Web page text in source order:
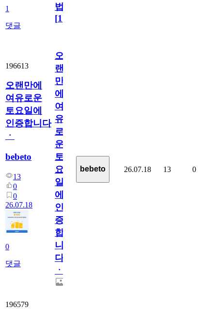
1
댓글
법
[1]
196613
오랜만에
여유로운
토요일에
인증합니다
ㆍ
bebeto
13
0
0
26.07.18
0
댓글
오
랜
만
에
여
유
로
운
토
요
일
에
인
증
합
니
다
ㆍ
bebeto 26.07.18 13 0
196579